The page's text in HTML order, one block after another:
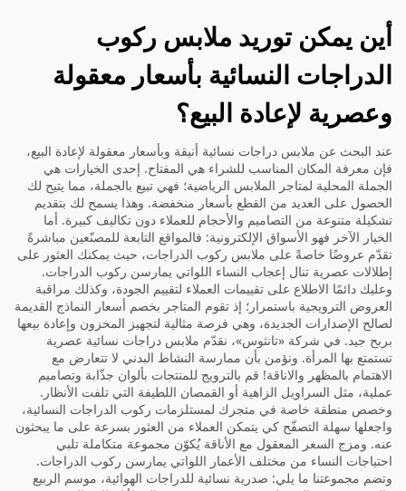
أين يمكن توريد ملابس ركوب
الدراجات النسائية بأسعار معقولة
وعصرية لإعادة البيع؟
عند البحث عن ملابس دراجات نسائية أنيقة وبأسعار معقولة لإعادة البيع،
فإن معرفة المكان المناسب للشراء هي المفتاح. إحدى الخيارات هي
الجملة المحلية لمتاجر الملابس الرياضية؛ فهي تبيع بالجملة، مما يتيح لك
الحصول على العديد من القطع بأسعار منخفضة. وهذا يسمح لك بتقديم
تشكيلة متنوعة من التصاميم والأحجام للعملاء دون تكاليف كبيرة. أما
الخيار الآخر فهو الأسواق الإلكترونية: فالمواقع التابعة للمصنّعين مباشرةً
تقدّم عروضًا خاصةً على ملابس ركوب الدراجات، حيث يمكنك العثور على
إطلالات عصرية تنال إعجاب النساء اللواتي يمارسن ركوب الدراجات.
وعليك دائمًا الاطلاع على تقييمات العملاء لتقييم الجودة، وكذلك مراقبة
العروض الترويجية باستمرار؛ إذ تقوم المتاجر بخصم أسعار النماذج القديمة
لصالح الإصدارات الجديدة، وهي فرصة مثالية لتجهيز المخزون وإعادة بيعها
بربح جيد. في شركة «تانثوس»، نقدّم ملابس دراجات نسائية عصرية
تستمتع بها المرأة. ونؤمن بأن ممارسة النشاط البدني لا تتعارض مع
الاهتمام بالمظهر والاناقة! قم بالترويج للمنتجات بألوان جذّابة وتصاميم
عملية، مثل السراويل الزاهية أو القمصان اللطيفة التي تلفت الأنظار.
وخصص منطقة خاصة في متجرك لمستلزمات ركوب الدراجات النسائية،
واجعلها سهلة التصفّح كي يتمكن العملاء من العثور بسرعة على ما يبحثون
عنه. ومزج السعر المعقول مع الأناقة يُكوّن مجموعة متكاملة تلبي
احتياجات النساء من مختلف الأعمار اللواتي يمارسن ركوب الدراجات.
وتضم مجموعتنا ما يلي: صدرية نسائية للدراجات الهوائية، موسم الربيع